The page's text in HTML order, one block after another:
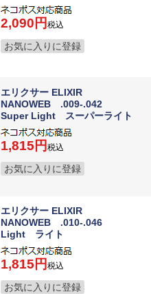
2,090 税込
お気に入りに登録
エリクサー ELIXIR
NANOWEB .009-.042
Super Light スーパーライト
1,815 税込
お気に入りに登録
エリクサー ELIXIR
NANOWEB .010-.046
Light ライト
1,815 税込
お気に入りに登録